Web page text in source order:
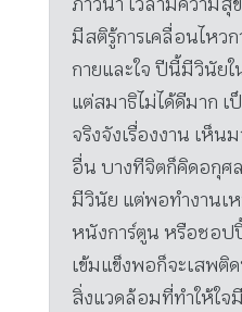
มีสติรู้การเคลื่อนไหว
กายและใจ ปีนี้มีวินัย
แต่สมาธิไม่ได้ดีมาก
จริงจังเรื่องงาน เห็น
อื่น บางทีจิตก็คิดอกุศ
มีวินัย แต่พอทำงานเ
หนังการ์ตูน หรือชอป
เข้มแข็งพอก็จะเสพติ
สิ่งแวดล้อมที่ทำให้ใจ